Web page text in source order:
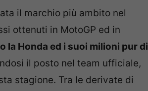
il marchio più ambito nel
ottenuti in MotoGP ed in
la Honda ed i suoi milioni pur di
il posto nel team ufficiale,
stagione. Tra le derivate di